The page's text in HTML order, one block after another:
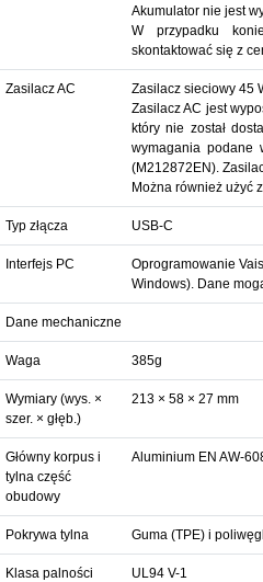
Akumulator nie jest
W przypadku
skontaktować się z
Zasilacz AC
Zasilacz sieciowy 45
Zasilacz AC jest
który nie został
wymagania podane
(M212872EN).
Można również użyć
Typ złącza USB-C
Interfejs PC
Oprogramowanie
Windows). Dane
Dane mechaniczne
Waga 385g
Wymiary (wys. ×
szer. × głęb.)
213 × 58 × 27 mm
Główny korpus i
tylna część
obudowy
Aluminium EN AW-
Pokrywa tylna Guma (TPE) i
Klasa palności UL94 V-1